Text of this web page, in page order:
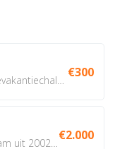
€300
€2.000